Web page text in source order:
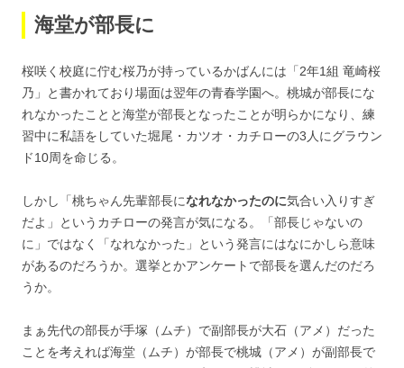
海堂が部長に
桜咲く校庭に佇む桜乃が持っているかばんには「2年1組 竜崎桜
乃」と書かれており場面は翌年の青春学園へ。桃城が部長にな
れなかったことと海堂が部長となったことが明らかになり、練
習中に私語をしていた堀尾・カツオ・カチローの3人にグラウン
ド10周を命じる。
しかし「桃ちゃん先輩部長になれなかったのに気合い入りすぎ
だよ」というカチローの発言が気になる。「部長じゃないの
に」ではなく「なれなかった」という発言にはなにかしら意味
があるのだろうか。選挙とかアンケートで部長を選んだのだろ
うか。
まぁ先代の部長が手塚（ムチ）で副部長が大石（アメ）だった
ことを考えれば海堂（ムチ）が部長で桃城（アメ）が副部長で